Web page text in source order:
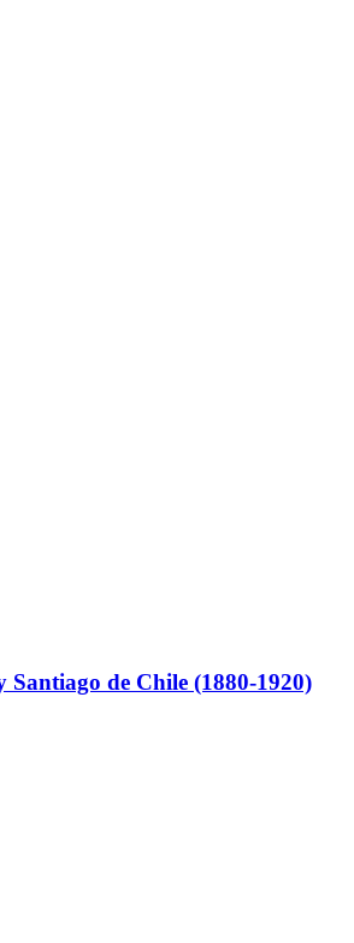
Santiago de Chile (1880-1920)